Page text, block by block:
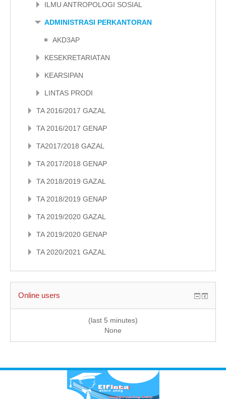
ILMU ANTROPOLOGI SOSIAL
ADMINISTRASI PERKANTORAN
AKD3AP
KESEKRETARIATAN
KEARSIPAN
LINTAS PRODI
TA 2016/2017 GAZAL
TA 2016/2017 GENAP
TA2017/2018 GAZAL
TA 2017/2018 GENAP
TA 2018/2019 GAZAL
TA 2018/2019 GENAP
TA 2019/2020 GAZAL
TA 2019/2020 GENAP
TA 2020/2021 GAZAL
Online users
(last 5 minutes)
None